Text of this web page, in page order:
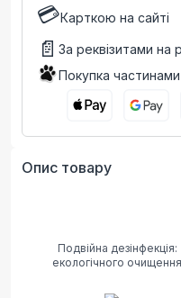
💳Карткою на сайті
📄 За реквізитами
Покупка
Опис товару
Подвійна дезінфекція:
екологічного очищення